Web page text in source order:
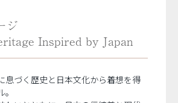
ジ
Inspired by Japan
息づく歴史と日本文化から着想を得